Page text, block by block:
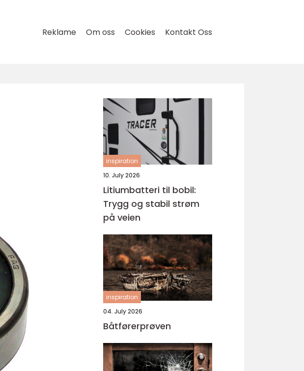
Reklame Om oss Cookies Kontakt Oss
inspiration
10. July 2026
Litiumbatteri til bobil:
Trygg og stabil strøm
på veien
inspiration
04. July 2026
Båtførerprøven